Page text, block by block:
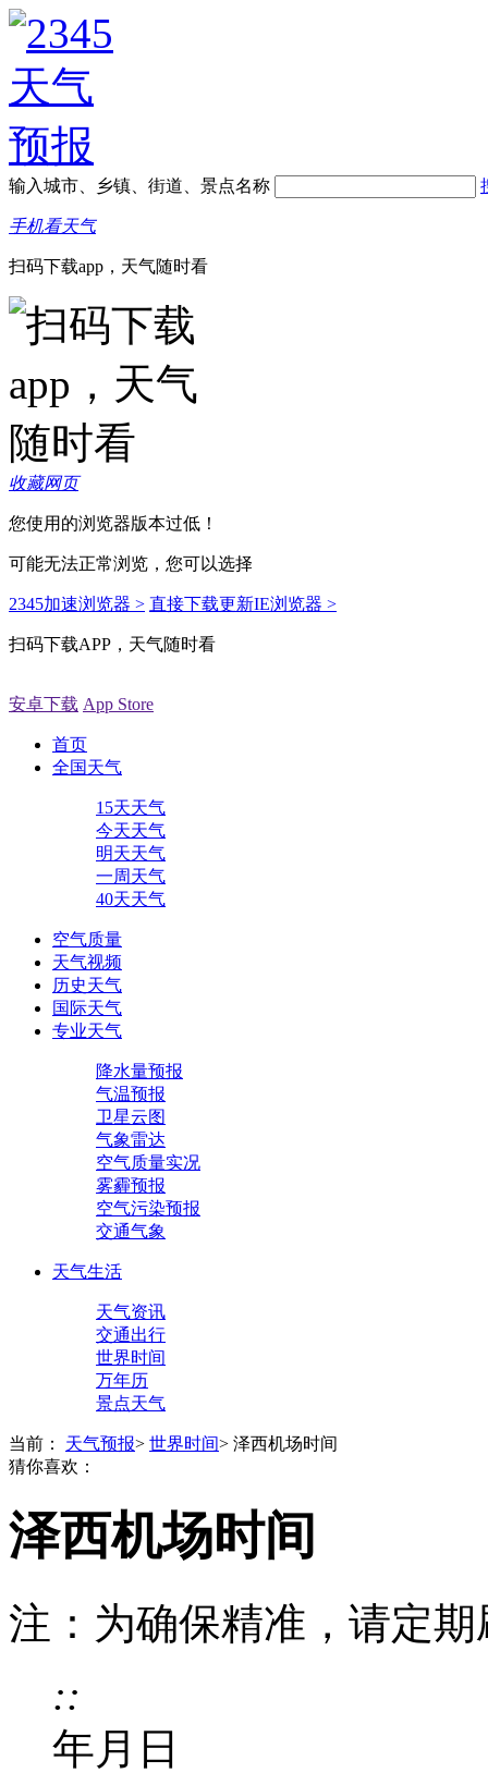
输入城市、乡镇、街道、景点名称
手机看天气
扫码下载app，天气随时看
收藏网页
您使用的浏览器版本过低！
可能无法正常浏览，您可以选择
2345加速浏览器 > 直接下载更新IE浏览器 >
扫码下载APP，天气随时看
安卓下载 App Store
首页
全国天气
15天天气
今天天气
明天天气
一周天气
40天天气
空气质量
天气视频
历史天气
国际天气
专业天气
降水量预报
气温预报
卫星云图
气象雷达
空气质量实况
雾霾预报
空气污染预报
交通气象
天气生活
天气资讯
交通出行
世界时间
万年历
景点天气
当前： 天气预报> 世界时间> 泽西机场时间
猜你喜欢：
泽西机场时间
注：为确保精准，请定
::
年月 日